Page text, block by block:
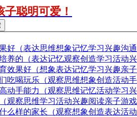
聪明可爱！
好（表达思维想象记忆学习兴趣沟通
养的（表达记忆观察创造学习活动兴
效果好（想象表达记忆学习兴趣亲子
吃喝玩乐（观察思维想象创造活动手
动手能力（观察思维记忆活动学习兴
观察思维学习活动兴趣阅读亲子游戏
么样的家长（观察想象创造表达活